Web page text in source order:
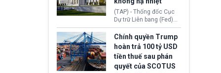
Nguyên nhân vì đơn vị
này bị cáo buộc có nhiều
sai sót nghiêm trọng, vi
phạm quy định về an
toàn y tế.
(TAP) - Thống đốc Cục
Dự trữ Liên bang (Fed)
Lisa Cook nói sẽ ủng hộ
tăng lãi suất nếu lạm
phát ở Hoa Kỳ không tiếp
tục giảm trong thời gian
tới.
Chính quyền Trump
hoàn trả 100 tỷ USD
tiền thuế sau phán
quyết của SCOTUS